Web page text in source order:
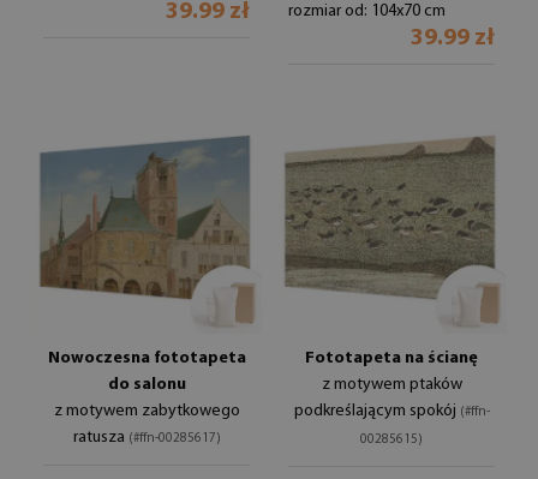
39.99 zł rozmiar od: 104x70 cm
39.99 zł
Nowoczesna fototapeta
do salonu
z motywem zabytkowego
ratusza (#ffn-00285617)
Fototapeta na ścianę
z motywem ptaków
podkreślającym spokój (#ffn-
00285615)